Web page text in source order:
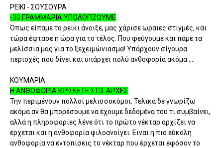
ΡΕΙΚΙ - ΣΟΥΣΟΥΡΑ
-30 ΓΡΑΜΜΑΡΙΑ ΥΠΟΛΟΓΙΖΟΥΜΕ
Όπως είπαμε το ρείκι άνοιξε, μας χάρισε ωραιες στιγμές, και
τώρα έφτασε η ώρα για το τέλος. Που φεύγουμε και πάμε τα
μελίσσια μας για το ξεχειμώνιασμα! Υπάρχουν σίγουρα
περιοχές που δίνει και υπάρχει πολύ ανθοφορία ακόμα.....
ΚΟΥΜΑΡΙΑ
Η ΑΝΘΟΦΟΡΙΑ ΒΡΙΣΚΕΤΕ ΣΤΙΣ ΑΡΧΕΣ
Την περιμένουν πολλοί μελισσοκόμοι. Τελικά δε γνωρίζω
ακόμα αν θα μπορέσουμε να έχουμε δεδομένα του τι συμβαίνει,
αλλά η πληροφορίες λένε ότι το πρώτο νέκταρ αρχίζει να
έρχεται και η ανθοφορία ψιλοανοίγει. Ειναι η πιο εύκολη
ανθοφορία να εντοπίσεις το νέκταρ που έρχεται εφόσον το